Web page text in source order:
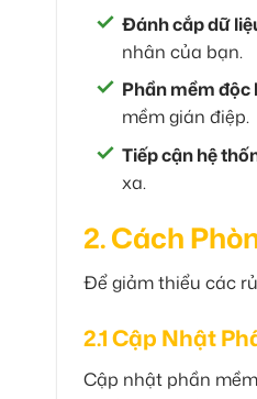
Đánh cắp dữ
nhân của bạn.
Phần mềm độc
mềm gián điệp.
Tiếp cận hệ
xa.
2. Cách
Để giảm thiểu các
2.1 Cập Nhật
Cập nhật phần